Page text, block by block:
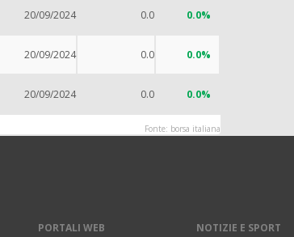
20/09/2024 0.0 0.0%
20/09/2024 0.0 0.0%
20/09/2024 0.0 0.0%
Fonte: borsa italiana
PORTALI WEB NOTIZIE E SPORT